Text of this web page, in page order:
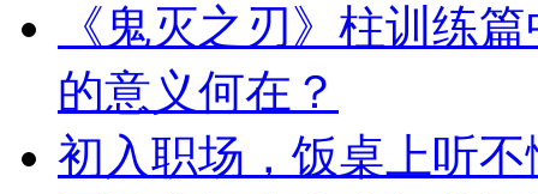
《鬼灭之刃》柱训练
的意义何在？
初入职场，饭桌上听